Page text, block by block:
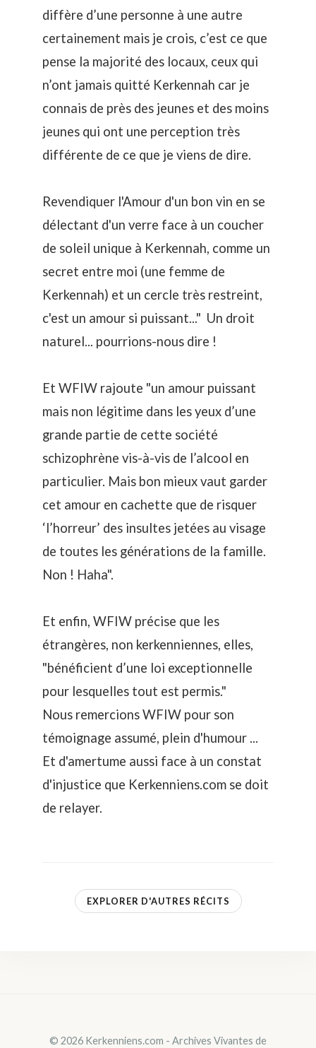
diffère d’une personne à une autre
certainement mais je crois, c’est ce que
pense la majorité des locaux, ceux qui
n’ont jamais quitté Kerkennah car je
connais de près des jeunes et des moins
jeunes qui ont une perception très
différente de ce que je viens de dire.
Revendiquer l'Amour d'un bon vin en se
délectant d'un verre face à un coucher
de soleil unique à Kerkennah, comme un
secret entre moi (une femme de
Kerkennah) et un cercle très restreint,
c'est un amour si puissant..." Un droit
naturel... pourrions-nous dire !
Et WFIW rajoute "un amour puissant
mais non légitime dans les yeux d’une
grande partie de cette société
schizophrène vis-à-vis de l’alcool en
particulier. Mais bon mieux vaut garder
cet amour en cachette que de risquer
‘l’horreur’ des insultes jetées au visage
de toutes les générations de la famille.
Non ! Haha".
Et enfin, WFIW précise que les
étrangères, non kerkenniennes, elles,
"bénéficient d’une loi exceptionnelle
pour lesquelles tout est permis."
Nous remercions WFIW pour son
témoignage assumé, plein d'humour ...
Et d'amertume aussi face à un constat
d'injustice que Kerkenniens.com se doit
de relayer.
EXPLORER D'AUTRES RÉCITS
© 2026 Kerkenniens.com - Archives Vivantes de